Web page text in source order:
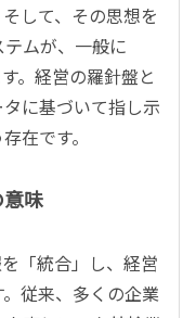
して、その思想を
ムが、一般に
。経営の羅針盤と
に基づいて指し示
在です。
味
「統合」し、経営
従来、多くの企業